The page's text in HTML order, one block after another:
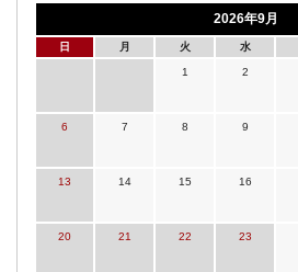
2026年9月
日 月 火 水
1 2
6 7 8 9
13 14 15 16
20 21 22 23